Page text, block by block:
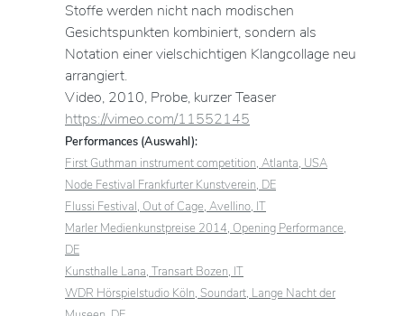
Stoffe werden nicht nach modischen
Gesichtspunkten kombiniert, sondern als
Notation einer vielschichtigen Klangcollage neu
arrangiert.
Video, 2010, Probe, kurzer Teaser
https://vimeo.com/11552145
Performances (Auswahl):
First Guthman instrument competition, Atlanta, USA
Node Festival Frankfurter Kunstverein, DE
Flussi Festival, Out of Cage, Avellino, IT
Marler Medienkunstpreise 2014, Opening Performance,
DE
Kunsthalle Lana, Transart Bozen, IT
WDR Hörspielstudio Köln, Soundart, Lange Nacht der